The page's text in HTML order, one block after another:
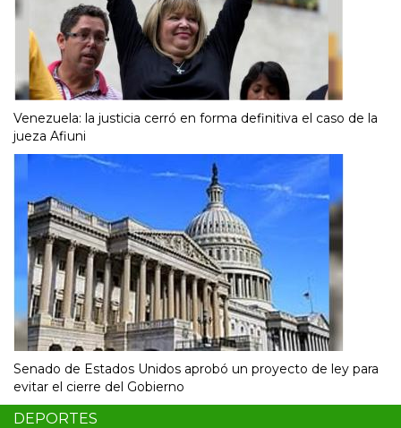
Venezuela: la justicia cerró en forma definitiva el caso de la
jueza Afiuni
Senado de Estados Unidos aprobó un proyecto de ley para
evitar el cierre del Gobierno
DEPORTES